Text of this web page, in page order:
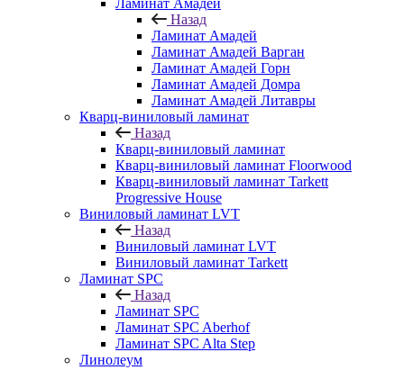
Ламинат Амадей
Назад
Ламинат Амадей
Ламинат Амадей Варган
Ламинат Амадей Горн
Ламинат Амадей Домра
Ламинат Амадей Литавры
Кварц-виниловый ламинат
Назад
Кварц-виниловый ламинат
Кварц-виниловый ламинат Floorwood
Кварц-виниловый ламинат Tarkett
Progressive House
Виниловый ламинат LVT
Назад
Виниловый ламинат LVT
Виниловый ламинат Tarkett
Ламинат SPC
Назад
Ламинат SPC
Ламинат SPC Aberhof
Ламинат SPC Alta Step
Линолеум